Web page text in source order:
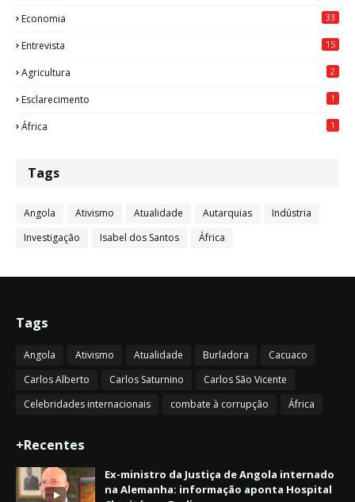
Economia 33
Entrevista 15
Agricultura 2
Esclarecimento 1
África 1
Tags
Angola Ativismo Atualidade Autarquias
Indústria
Investigação
Isabel dos Santos África
Tags
Angola Ativismo Atualidade Burladora
Cacuaco
Carlos Alberto
Carlos Saturnino
Carlos São Vicente
Celebridades internacionais
combate à corrupção África
+Recentes
Ex-ministro da Justiça de Angola internado
na Alemanha: informação aponta Hospital